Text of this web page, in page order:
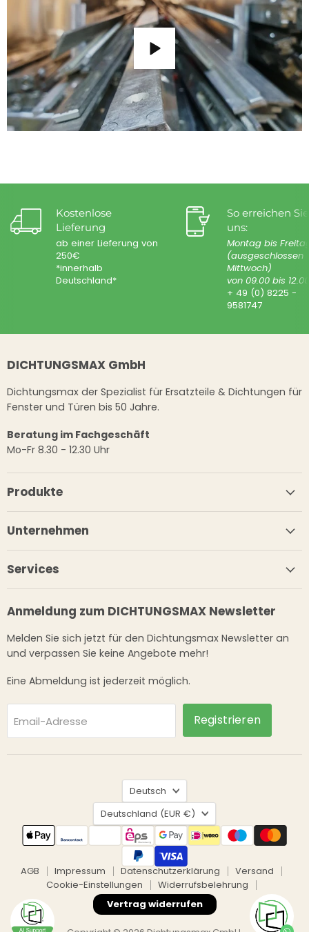
Kostenlose
Lieferung
ab einer Lieferung von
250€
*innerhalb
Deutschland*
So erreichen Sie
uns:
Montag bis
(ausgeschlossen
Mittwoch)
von 09.00 bis
+ 49 (0) 8225 -
9581747
DICHTUNGSMAX GmbH
Dichtungsmax der Spezialist für Ersatzteile & Dichtungen für
Fenster und Türen bis 50 Jahre.
Beratung im Fachgeschäft
Mo-Fr 8.30 - 12.30 Uhr
Produkte
Unternehmen
Services
Anmeldung zum DICHTUNGSMAX Newsletter
Melden Sie sich jetzt für den Dichtungsmax Newsletter an
und verpassen Sie keine Angebote mehr!
Eine Abmeldung ist jederzeit möglich.
Email-Adresse Registrieren
Sprache
Deutsch
Land
Deutschland (EUR €)
AGB Impressum Datenschutzerklärung
Versand
Cookie-Einstellungen
Widerrufsbelehrung
Vertrag widerrufen